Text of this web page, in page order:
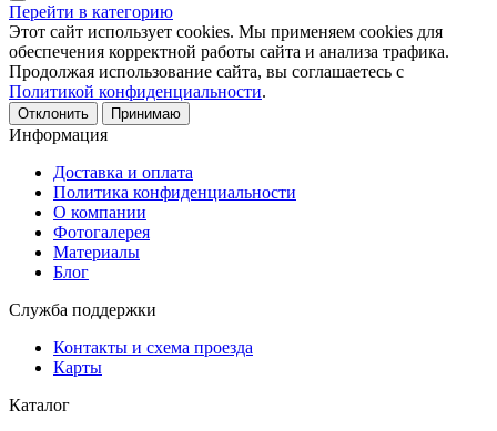
Перейти в категорию
Этот сайт использует cookies. Мы применяем cookies для
обеспечения корректной работы сайта и анализа трафика.
Продолжая использование сайта, вы соглашаетесь с
Политикой конфиденциальности.
Отклонить Принимаю
Информация
Доставка и оплата
Политика конфиденциальности
О компании
Фотогалерея
Материалы
Блог
Служба поддержки
Контакты и схема проезда
Карты
Каталог